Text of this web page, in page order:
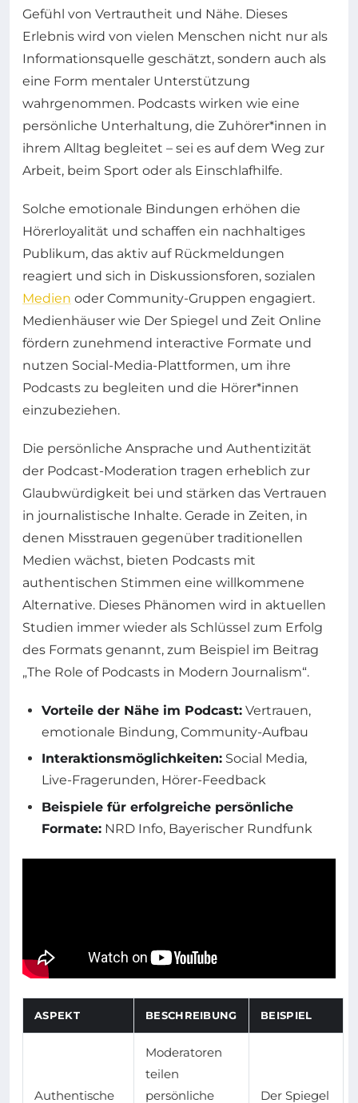
Gefühl von Vertrautheit und Nähe. Dieses
Erlebnis wird von vielen Menschen nicht nur als
Informationsquelle geschätzt, sondern auch als
eine Form mentaler Unterstützung
wahrgenommen. Podcasts wirken wie eine
persönliche Unterhaltung, die Zuhörer*innen in
ihrem Alltag begleitet – sei es auf dem Weg zur
Arbeit, beim Sport oder als Einschlafhilfe.
Solche emotionale Bindungen erhöhen die
Hörerloyalität und schaffen ein nachhaltiges
Publikum, das aktiv auf Rückmeldungen
reagiert und sich in Diskussionsforen, sozialen
Medien oder Community-Gruppen engagiert.
Medienhäuser wie Der Spiegel und Zeit Online
fördern zunehmend interactive Formate und
nutzen Social-Media-Plattformen, um ihre
Podcasts zu begleiten und die Hörer*innen
einzubeziehen.
Die persönliche Ansprache und Authentizität
der Podcast-Moderation tragen erheblich zur
Glaubwürdigkeit bei und stärken das Vertrauen
in journalistische Inhalte. Gerade in Zeiten, in
denen Misstrauen gegenüber traditionellen
Medien wächst, bieten Podcasts mit
authentischen Stimmen eine willkommene
Alternative. Dieses Phänomen wird in aktuellen
Studien immer wieder als Schlüssel zum Erfolg
des Formats genannt, zum Beispiel im Beitrag
„The Role of Podcasts in Modern Journalism“.
Vorteile der Nähe im Podcast: Vertrauen,
emotionale Bindung, Community-Aufbau
Interaktionsmöglichkeiten: Social Media,
Live-Fragerunden, Hörer-Feedback
Beispiele für erfolgreiche persönliche
Formate: NRD Info, Bayerischer Rundfunk
ASPEKT BESCHREIBUNG BEISPIEL
Authentische
Moderatoren
teilen
persönliche
Der Spiegel